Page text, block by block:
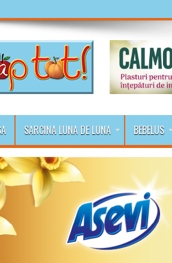
SARCINA LUNA DE LUNA BEBELUS